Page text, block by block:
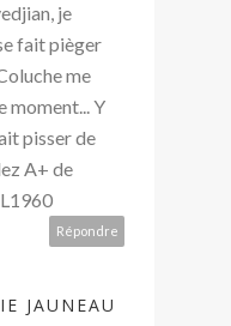
je
fait pièger
me
moment... Y
pisser de
A+ de
Répondre
JAUNEAU